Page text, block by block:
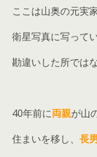
ここは山奥の元実
衛星写真に写って
勘違いした所ではな
40年前に両親が山
住まいを移し、 長